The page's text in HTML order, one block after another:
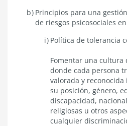
Principios para una
de riesgos psicosociales
Política de tolerancia
Fomentar una cultura
donde cada persona
valorada y
su posición, género,
discapacidad,
religiosas u otros
cualquier